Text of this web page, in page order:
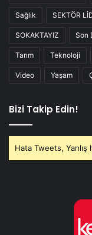
Sağlık SEKTÖR
SOKAKTAYIZ Son
Tarım Teknoloji
Video Yaşam
Bizi Takip Edin!
Hata Tweets, Yanlış